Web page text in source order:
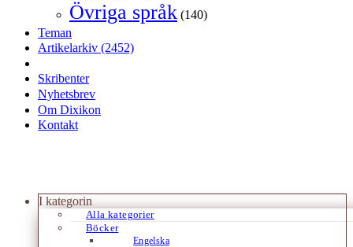
Övriga språk (140)
Teman
Artikelarkiv (2452)
Skribenter
Nyhetsbrev
Om Dixikon
Kontakt
I kategorin
Alla kategorier
Böcker
Engelska